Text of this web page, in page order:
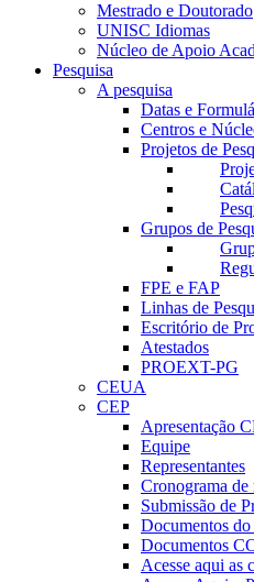
Mestrado e Doutorado
UNISC Idiomas
Núcleo de Apoio
Pesquisa
A pesquisa
Datas e
Centros e
Projetos de
Grupos de
FPE e FAP
Linhas de
Escritório de
Atestados
PROEXT-PG
CEUA
CEP
Apresentação
Equipe
Representantes
Cronograma de
Submissão de
Documentos
Documentos
Acesse aqui as